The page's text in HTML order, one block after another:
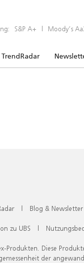
S&P A+ | Moody’s
TrendRadar
| Blog & Newsletter
zu UBS |
Diese
der